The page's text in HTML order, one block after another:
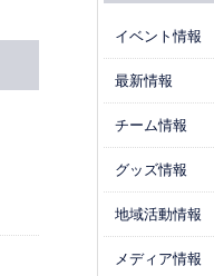
イベント情報
最新情報
チーム情報
グッズ情報
地域活動情報
メディア情報